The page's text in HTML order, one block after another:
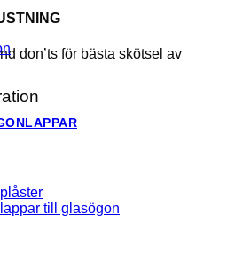
don’ts för bästa skötsel av
till glasögon